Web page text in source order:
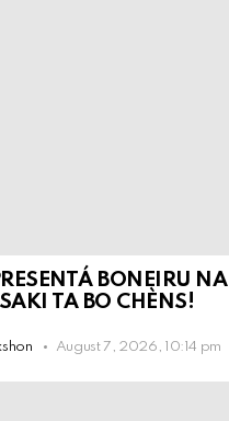
BONEIRU NA
TA BO CHÈNS!
August 7, 2026, 10:14 pm